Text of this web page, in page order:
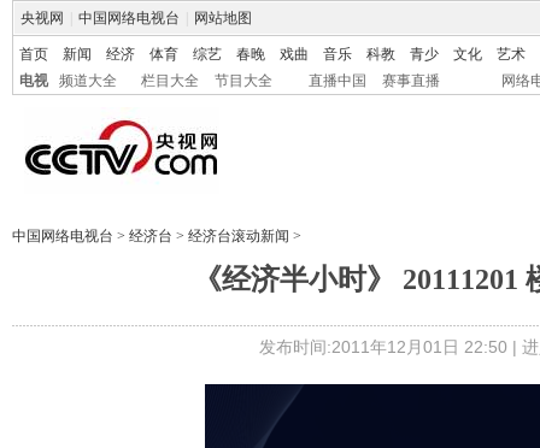
央视网 中国网络电视台 网站地图
首页 新闻 经济 体育 综艺 春晚 戏曲 音乐 科教 青少 文化
艺术
电视
频道大全 栏目大全 节目大全 直播中国 赛事直播 网络
中国网络电视台 > 经济台 > 经济台滚动新闻 >
《经济半小时》
发布时间:2011年12月01日 22:50 |